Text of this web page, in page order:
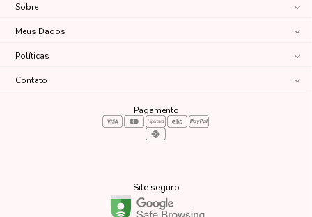
Sobre
Meus Dados
Políticas
Contato
Pagamento
Site seguro